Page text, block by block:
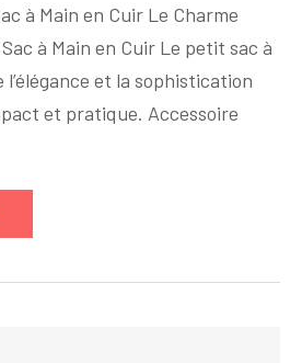
Compacte
:
Le
Petit
Main
l’Accessoire
à Main en Cuir Le Charme
à Main en Cuir Le petit sac à
et la sophistication
et pratique. Accessoire